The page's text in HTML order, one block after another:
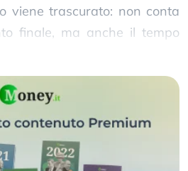
viene trascurato: non conta
finale, ma anche il tempo